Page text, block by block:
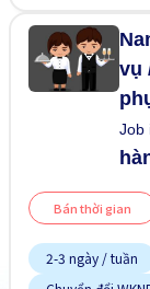
vụ
Job
Bán thời gian
2-3 ngày / tuần